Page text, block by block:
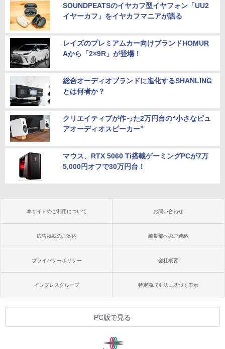
SOUNDPEATSのイヤカフ型イヤフォン「UU2
イヤーカフ」をイヤカフマニアが語る
レイズのプレミアムカー向けブランドHOMUR
Aから「2×9R」が登場！
総合オーディオブランドに進化するSHANLING
とは何者か？
クリエイティブが作った2万円台の“小さなピュ
アオーディオスピーカー”
マウス、RTX 5060 Ti搭載ゲーミングPCが7万
5,000円オフで30万円台！
本サイトのご利用について お問い合わせ
広告掲載のご案内 編集部へのご連絡
プライバシーポリシー 会社概要
インプレスグループ 特定商取引法に基づく表示
PC版で見る